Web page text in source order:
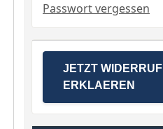
Passwort vergessen
JETZT WIDERRUF
ERKLAEREN